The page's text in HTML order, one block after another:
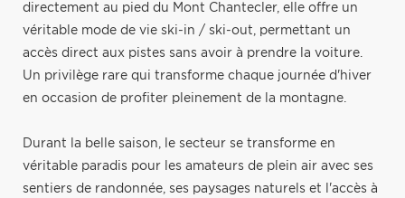
directement au pied du Mont Chantecler, elle offre un
véritable mode de vie ski-in / ski-out, permettant un
accès direct aux pistes sans avoir à prendre la voiture.
Un privilège rare qui transforme chaque journée d'hiver
en occasion de profiter pleinement de la montagne.
Durant la belle saison, le secteur se transforme en
véritable paradis pour les amateurs de plein air avec ses
sentiers de randonnée, ses paysages naturels et l'accès à